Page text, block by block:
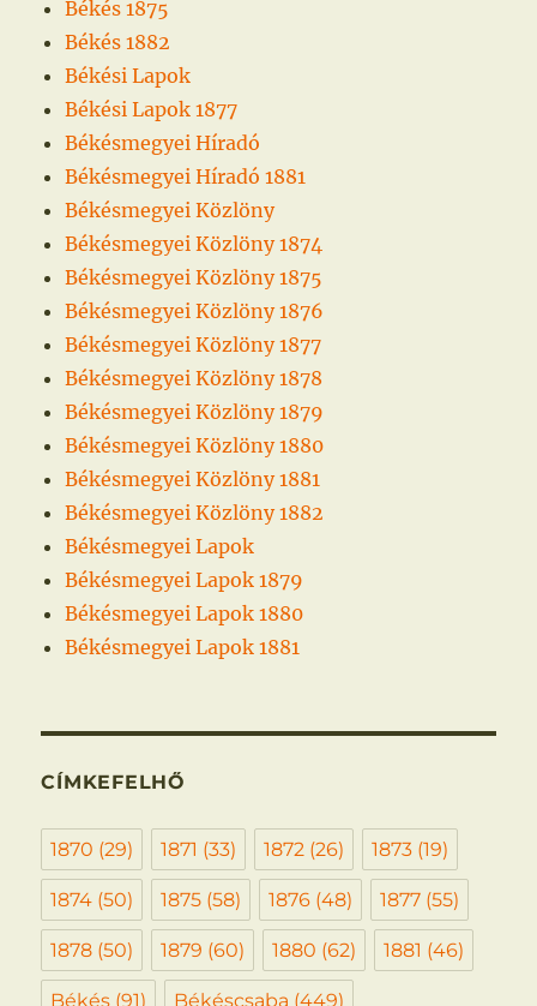
Békés 1875
Békés 1882
Békési Lapok
Békési Lapok 1877
Békésmegyei Híradó
Békésmegyei Híradó 1881
Békésmegyei Közlöny
Békésmegyei Közlöny 1874
Békésmegyei Közlöny 1875
Békésmegyei Közlöny 1876
Békésmegyei Közlöny 1877
Békésmegyei Közlöny 1878
Békésmegyei Közlöny 1879
Békésmegyei Közlöny 1880
Békésmegyei Közlöny 1881
Békésmegyei Közlöny 1882
Békésmegyei Lapok
Békésmegyei Lapok 1879
Békésmegyei Lapok 1880
Békésmegyei Lapok 1881
CÍMKEFELHŐ
1870 (29) 1871 (33) 1872 (26) 1873 (19)
1874 (50) 1875 (58) 1876 (48) 1877 (55)
1878 (50) 1879 (60) 1880 (62) 1881 (46)
Békés (91) Békéscsaba (449)